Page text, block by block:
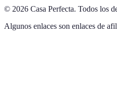
© 2026 Casa Perfecta. Todos los
Algunos enlaces son enlaces de